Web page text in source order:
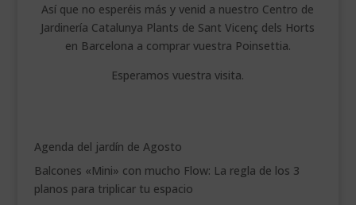
Así que no esperéis más y venid a nuestro Centro de
Jardinería Catalunya Plants de Sant Vicenç dels Horts
en Barcelona a comprar vuestra Poinsettia.
Esperamos vuestra visita.
Agenda del jardín de Agosto
Balcones «Mini» con mucho Flow: La regla de los 3
planos para triplicar tu espacio